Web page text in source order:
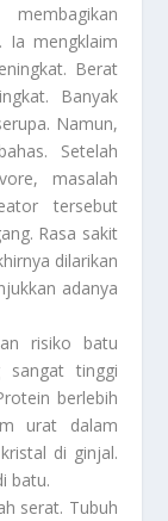
Ia mengklaim
Berat
Banyak
Namun,
Setelah
masalah
tersebut
Rasa sakit
dilarikan
adanya
risiko batu
sangat tinggi
berlebih
urat dalam
di ginjal.
batu.
serat. Tubuh